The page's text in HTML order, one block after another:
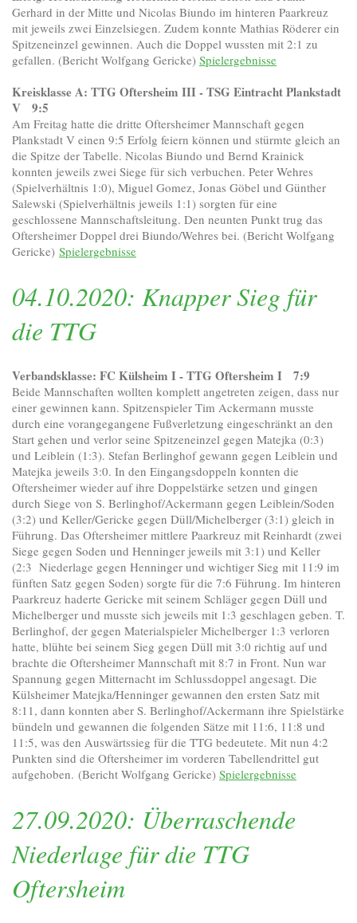
Gerhard in der Mitte und Nicolas Biundo im hinteren Paarkreuz
mit jeweils zwei Einzelsiegen. Zudem konnte Mathias Röderer ein
Spitzeneinzel gewinnen. Auch die Doppel wussten mit 2:1 zu
gefallen. (Bericht Wolfgang Gericke) Spielergebnisse
Kreisklasse A: TTG Oftersheim III - TSG Eintracht Plankstadt
V 9:5
Am Freitag hatte die dritte Oftersheimer Mannschaft gegen
Plankstadt V einen 9:5 Erfolg feiern können und stürmte gleich an
die Spitze der Tabelle. Nicolas Biundo und Bernd Krainick
konnten jeweils zwei Siege für sich verbuchen. Peter Wehres
(Spielverhältnis 1:0), Miguel Gomez, Jonas Göbel und Günther
Salewski (Spielverhältnis jeweils 1:1) sorgten für eine
geschlossene Mannschaftsleitung. Den neunten Punkt trug das
Oftersheimer Doppel drei Biundo/Wehres bei. (Bericht Wolfgang
Gericke) Spielergebnisse
04.10.2020: Knapper Sieg für
die TTG
Verbandsklasse: FC Külsheim I - TTG Oftersheim I 7:9
Beide Mannschaften wollten komplett angetreten zeigen, dass nur
einer gewinnen kann. Spitzenspieler Tim Ackermann musste
durch eine vorangegangene Fußverletzung eingeschränkt an den
Start gehen und verlor seine Spitzeneinzel gegen Matejka (0:3)
und Leiblein (1:3). Stefan Berlinghof gewann gegen Leiblein und
Matejka jeweils 3:0. In den Eingangsdoppeln konnten die
Oftersheimer wieder auf ihre Doppelstärke setzen und gingen
durch Siege von S. Berlinghof/Ackermann gegen Leiblein/Soden
(3:2) und Keller/Gericke gegen Düll/Michelberger (3:1) gleich in
Führung. Das Oftersheimer mittlere Paarkreuz mit Reinhardt (zwei
Siege gegen Soden und Henninger jeweils mit 3:1) und Keller
(2:3 Niederlage gegen Henninger und wichtiger Sieg mit 11:9 im
fünften Satz gegen Soden) sorgte für die 7:6 Führung. Im hinteren
Paarkreuz haderte Gericke mit seinem Schläger gegen Düll und
Michelberger und musste sich jeweils mit 1:3 geschlagen geben. T.
Berlinghof, der gegen Materialspieler Michelberger 1:3 verloren
hatte, blühte bei seinem Sieg gegen Düll mit 3:0 richtig auf und
brachte die Oftersheimer Mannschaft mit 8:7 in Front. Nun war
Spannung gegen Mitternacht im Schlussdoppel angesagt. Die
Külsheimer Matejka/Henninger gewannen den ersten Satz mit
8:11, dann konnten aber S. Berlinghof/Ackermann ihre Spielstärke
bündeln und gewannen die folgenden Sätze mit 11:6, 11:8 und
11:5, was den Auswärtssieg für die TTG bedeutete. Mit nun 4:2
Punkten sind die Oftersheimer im vorderen Tabellendrittel gut
aufgehoben. (Bericht Wolfgang Gericke) Spielergebnisse
27.09.2020: Überraschende
Niederlage für die TTG
Oftersheim